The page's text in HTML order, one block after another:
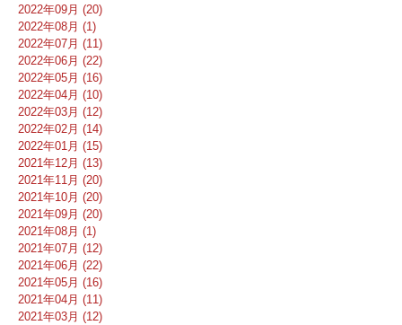
2022年09月 (20)
2022年08月 (1)
2022年07月 (11)
2022年06月 (22)
2022年05月 (16)
2022年04月 (10)
2022年03月 (12)
2022年02月 (14)
2022年01月 (15)
2021年12月 (13)
2021年11月 (20)
2021年10月 (20)
2021年09月 (20)
2021年08月 (1)
2021年07月 (12)
2021年06月 (22)
2021年05月 (16)
2021年04月 (11)
2021年03月 (12)